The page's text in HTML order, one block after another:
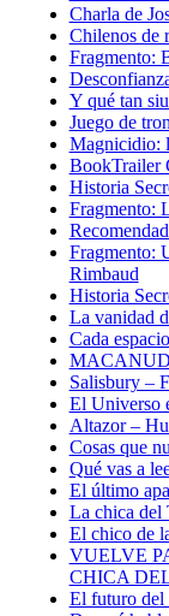
Charla de
Chilenos de
Fragmento:
Y qué tan
Juego de
Magnicidio:
BookTrailer
Historia
Fragmento:
Fragmento:
Rimbaud
Historia
La vanidad
Cada
Salisbury –
El Universo
Altazor –
Cosas que
Qué vas a
El último
La chica del
El chico de
VUELVE
CHICA
El futuro del